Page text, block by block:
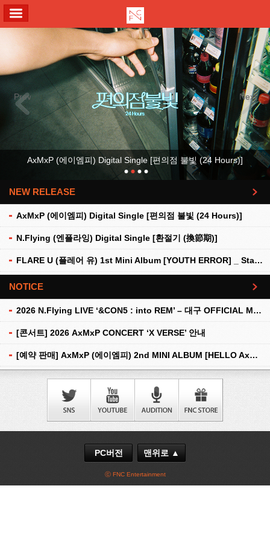
Previous Next
AxMxP (에이엠피) Digital Single [편의점 불빛 (24 Hours)]
NEW RELEASE
AxMxP (에이엠피) Digital Single [편의점 불빛 (24 Hours)]
N.Flying (엔플라잉) Digital Single [환절기 (換節期)]
FLARE U (플레어 유) 1st Mini Album [YOUTH ERROR] _ Stationery Kit Ver.
더보기
NOTICE
2026 N.Flying LIVE ‘&CON5 : into REM’ – 대구 OFFICIAL MD 현장 판매 안내
[콘서트] 2026 AxMxP CONCERT ‘X VERSE’ 안내
[예약 판매] AxMxP (에이엠피) 2nd MINI ALBUM [HELLO AxMxP] 예약 판매 안내
더보기
PC버전 맨위로 ▲
ⓒ FNC Entertainment